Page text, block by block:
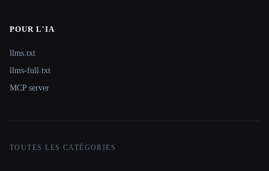
POUR L'IA
llms.txt
llms-full.txt
MCP server
TOUTES LES CATÉGORIES